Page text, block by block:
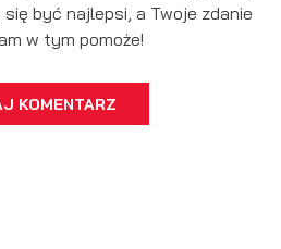
być najlepsi, a Twoje zdanie
w tym pomoże!
KOMENTARZ